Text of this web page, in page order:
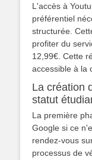
L'accès à
préférentiel
structurée.
profiter du
12,99€. Cette
accessible à la
La création
statut
La première
Google si ce
rendez-vous
processus de